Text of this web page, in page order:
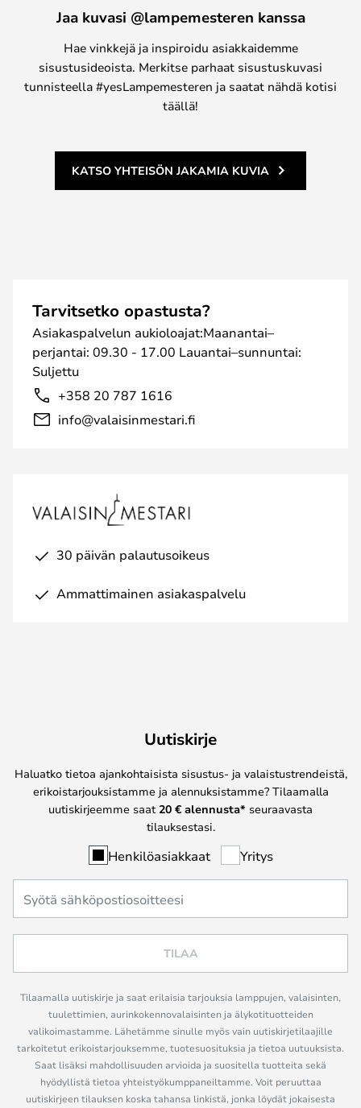
Jaa kuvasi @lampemesteren kanssa
Hae vinkkejä ja inspiroidu asiakkaidemme
sisustusideoista. Merkitse parhaat sisustuskuvasi
tunnisteella #yesLampemesteren ja saatat nähdä kotisi
täällä!
KATSO YHTEISÖN JAKAMIA KUVIA
Tarvitsetko opastusta?
Asiakaspalvelun aukioloajat:Maanantai–
perjantai: 09.30 - 17.00 Lauantai–sunnuntai:
Suljettu
+358 20 787 1616
info@valaisinmestari.fi
30 päivän palautusoikeus
Ammattimainen asiakaspalvelu
Uutiskirje
Haluatko tietoa ajankohtaisista sisustus- ja valaistustrendeistä,
erikoistarjouksistamme ja alennuksistamme? Tilaamalla
uutiskirjeemme saat 20 € alennusta* seuraavasta
tilauksestasi.
Henkilöasiakkaat Yritys
TILAA
Tilaamalla uutiskirje ja saat erilaisia tarjouksia lamppujen, valaisinten,
tuulettimien, aurinkokennovalaisinten ja älykotituotteiden
valikoimastamme. Lähetämme sinulle myös vain uutiskirjetilaajille
tarkoitetut erikoistarjouksemme, tuotesuosituksia ja tietoa uutuuksista.
Saat lisäksi mahdollisuuden arvioida ja suositella tuotteita sekä
hyödyllistä tietoa yhteistyökumppaneiltamme. Voit peruuttaa
uutiskirjeen tilauksen koska tahansa linkistä, jonka löydät jokaisesta